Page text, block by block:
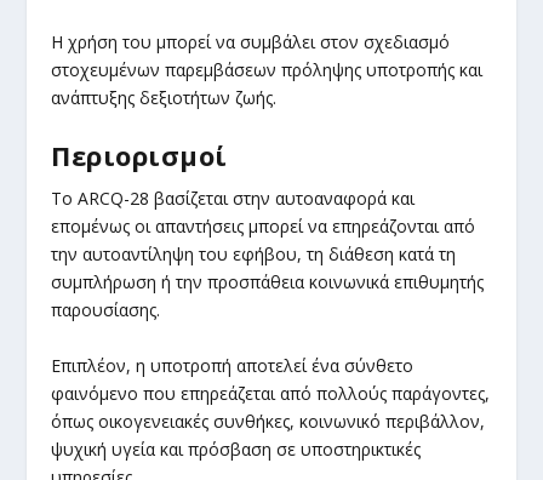
Η χρήση του μπορεί να συμβάλει στον σχεδιασμό
στοχευμένων παρεμβάσεων πρόληψης υποτροπής και
ανάπτυξης δεξιοτήτων ζωής.
Περιορισμοί
Το ARCQ-28 βασίζεται στην αυτοαναφορά και
επομένως οι απαντήσεις μπορεί να επηρεάζονται από
την αυτοαντίληψη του εφήβου, τη διάθεση κατά τη
συμπλήρωση ή την προσπάθεια κοινωνικά επιθυμητής
παρουσίασης.
Επιπλέον, η υποτροπή αποτελεί ένα σύνθετο
φαινόμενο που επηρεάζεται από πολλούς παράγοντες,
όπως οικογενειακές συνθήκες, κοινωνικό περιβάλλον,
ψυχική υγεία και πρόσβαση σε υποστηρικτικές